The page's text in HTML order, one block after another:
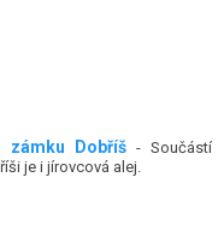
Dobříš- Součástí
je i jírovcová alej.